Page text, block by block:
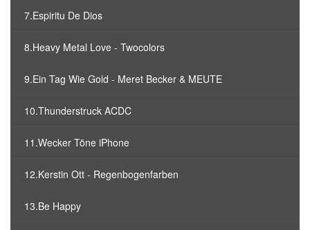
7.Espiritu De Dios
8.Heavy Metal Love - Twocolors
9.Ein Tag Wie Gold - Meret Becker & MEUTE
10.Thunderstruck ACDC
11.Wecker Töne iPhone
12.Kerstin Ott - Regenbogenfarben
13.Be Happy